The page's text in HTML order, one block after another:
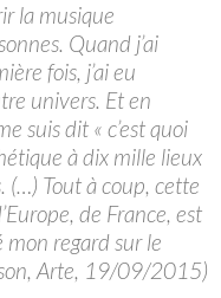
la musique
Quand j’ai
fois, j’ai eu
univers. Et en
suis dit « c’est quoi
à dix mille lieux
(…) Tout à coup, cette
de France, est
regard sur le
Arte, 19/09/2015)